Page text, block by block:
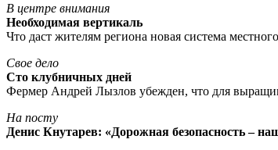
В центре внимания
Необходимая вертикаль
Что даст жителям региона новая система
Свое дело
Сто клубничных дней
Фермер Андрей Лызлов убежден, что для
На посту
Денис Кнутарев: «Дорожная безопасность –